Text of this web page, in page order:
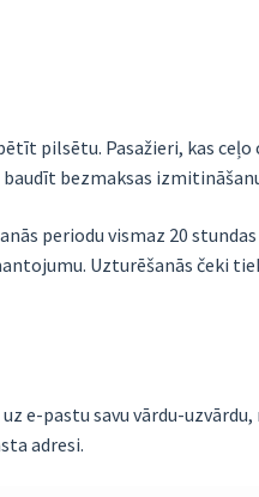
pilsētu. Pasažieri, kas
bezmaksas
periodu vismaz 20
Uzturēšanās čeki
e-pastu savu vārdu-
adresi.